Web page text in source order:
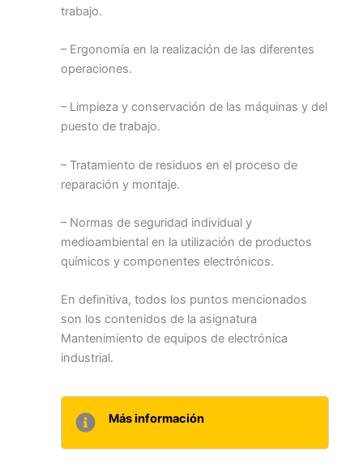
trabajo.
– Ergonomía en la realización de las diferentes
operaciones.
– Limpieza y conservación de las máquinas y del
puesto de trabajo.
– Tratamiento de residuos en el proceso de
reparación y montaje.
– Normas de seguridad individual y
medioambiental en la utilización de productos
químicos y componentes electrónicos.
En definitiva, todos los puntos mencionados
son los contenidos de la asignatura
Mantenimiento de equipos de electrónica
industrial.
Más información